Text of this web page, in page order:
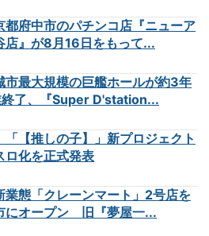
都府中市のパチンコ店『ニューア
店』が8月16日をもって...
市最大規模の巨艦ホールが約3年
了、『Super D'station...
「【推しの子】」新プロジェクト
化を正式発表
業態「クレーンマート」2号店を
にオープン 旧『夢屋一...